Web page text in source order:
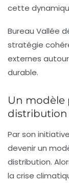
cette
Bureau Vallée
stratégie
externes
durable.
Un modèle
distribution
Par son
devenir un
distribution.
la crise